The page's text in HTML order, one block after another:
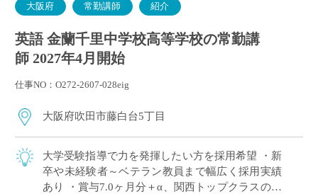
大阪府 常勤講師 紹介
英語 金蘭千里中学校高等学校の常勤講
師 2027年4月開始
仕事NO：O272-2607-028eig
大阪府吹田市藤白台5丁目
大学受験指導で力を発揮したい方を採用希望 ・新
卒や未経験者～ベテラン教員まで幅広く採用実績
あり ・賞与7.0ヶ月分＋α、関西トップクラスの好